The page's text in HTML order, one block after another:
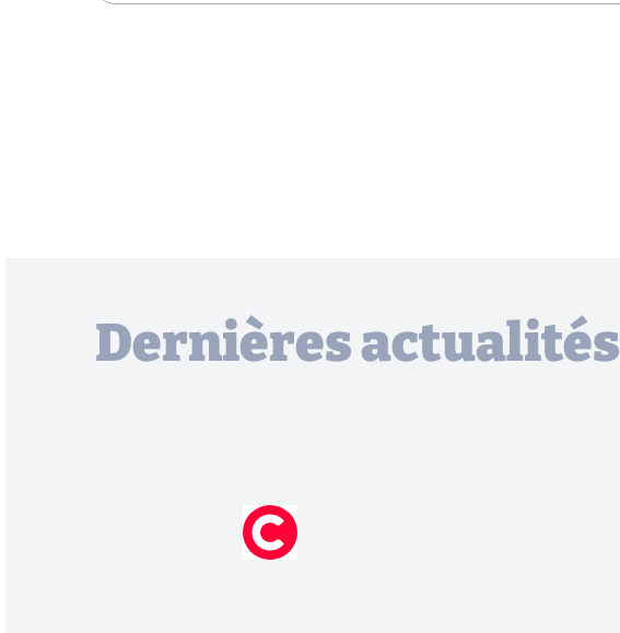
Dernières actualités